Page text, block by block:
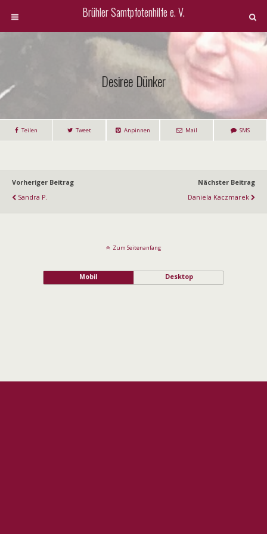
Brühler Samtpfotenhilfe e. V.
Desiree Dünker
Teilen Tweet Anpinnen Mail SMS
Vorheriger Beitrag
Sandra P.
Nächster Beitrag
Daniela Kaczmarek
Zum Seitenanfang
Mobil Desktop